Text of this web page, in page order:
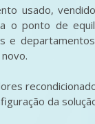
usado,
o ponto de
e
da